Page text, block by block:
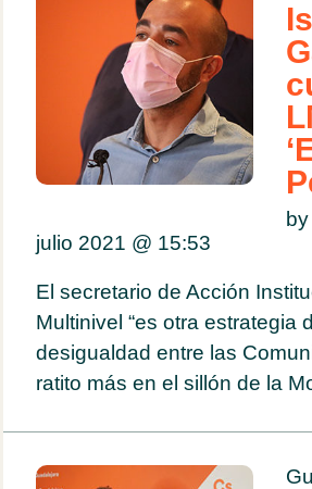
julio 2021 @ 15:53
El secretario de Acción
Multinivel “es otra estrategia
desigualdad entre las
ratito más en el sillón de la